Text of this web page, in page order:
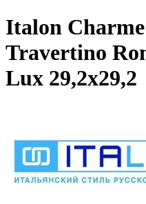
Italon
Travertino
Lux 29,2x29,2